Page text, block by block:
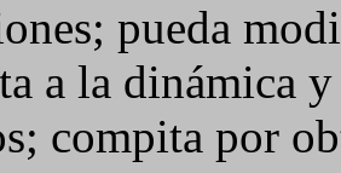
pueda
a la dinámica
compita por